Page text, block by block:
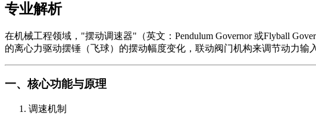
专业解析
在机械工程领域，"摆动调速器"（英文：Pendulum Governor 或Flyball
的离心力驱动摆锤（飞球）的摆动幅度变化，联动阀门机构来调节动力输
一、核心功能与原理
调速机制